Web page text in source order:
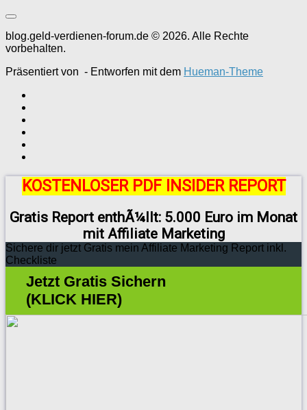
blog.geld-verdienen-forum.de © 2026. Alle Rechte
vorbehalten.
Präsentiert von - Entworfen mit dem Hueman-Theme
KOSTENLOSER PDF INSIDER REPORT
Gratis Report enthÃ¼llt: 5.000 Euro im Monat
mit Affiliate Marketing
Sichere dir jetzt Gratis mein Affiliate Marketing Report inkl.
Checkliste
Jetzt Gratis Sichern
(KLICK HIER)